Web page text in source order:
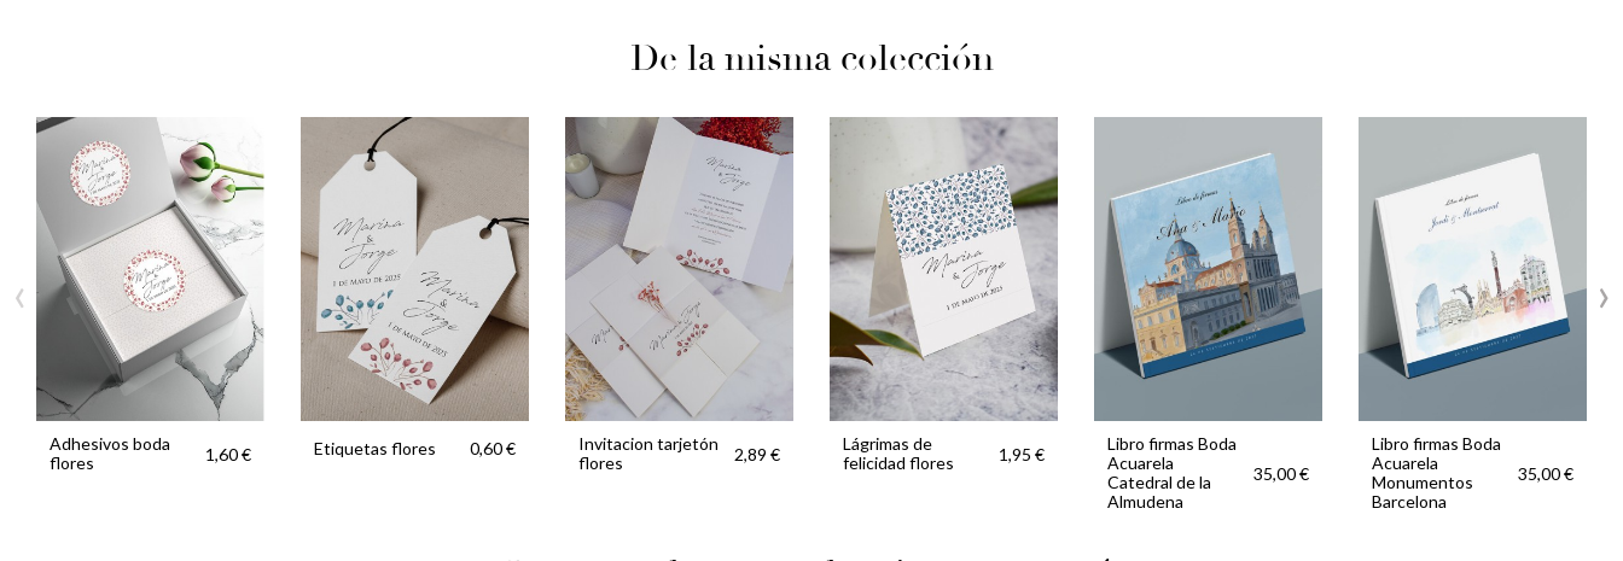
De la misma colección
Adhesivos boda
flores
1,60 € Etiquetas flores 0,60 €
Invitacion tarjetón
flores
2,89 €
Lágrimas de
felicidad flores
1,95 €
Libro firmas Boda
Acuarela
Catedral de la
Almudena
35,00 €
Libro firmas Boda
Acuarela
Monumentos
Barcelona
35,00 €
‹ ›